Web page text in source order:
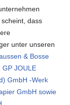
dass
unter unseren
& Bosse
GP JOULE
GmbH -Werk
GmbH sowie